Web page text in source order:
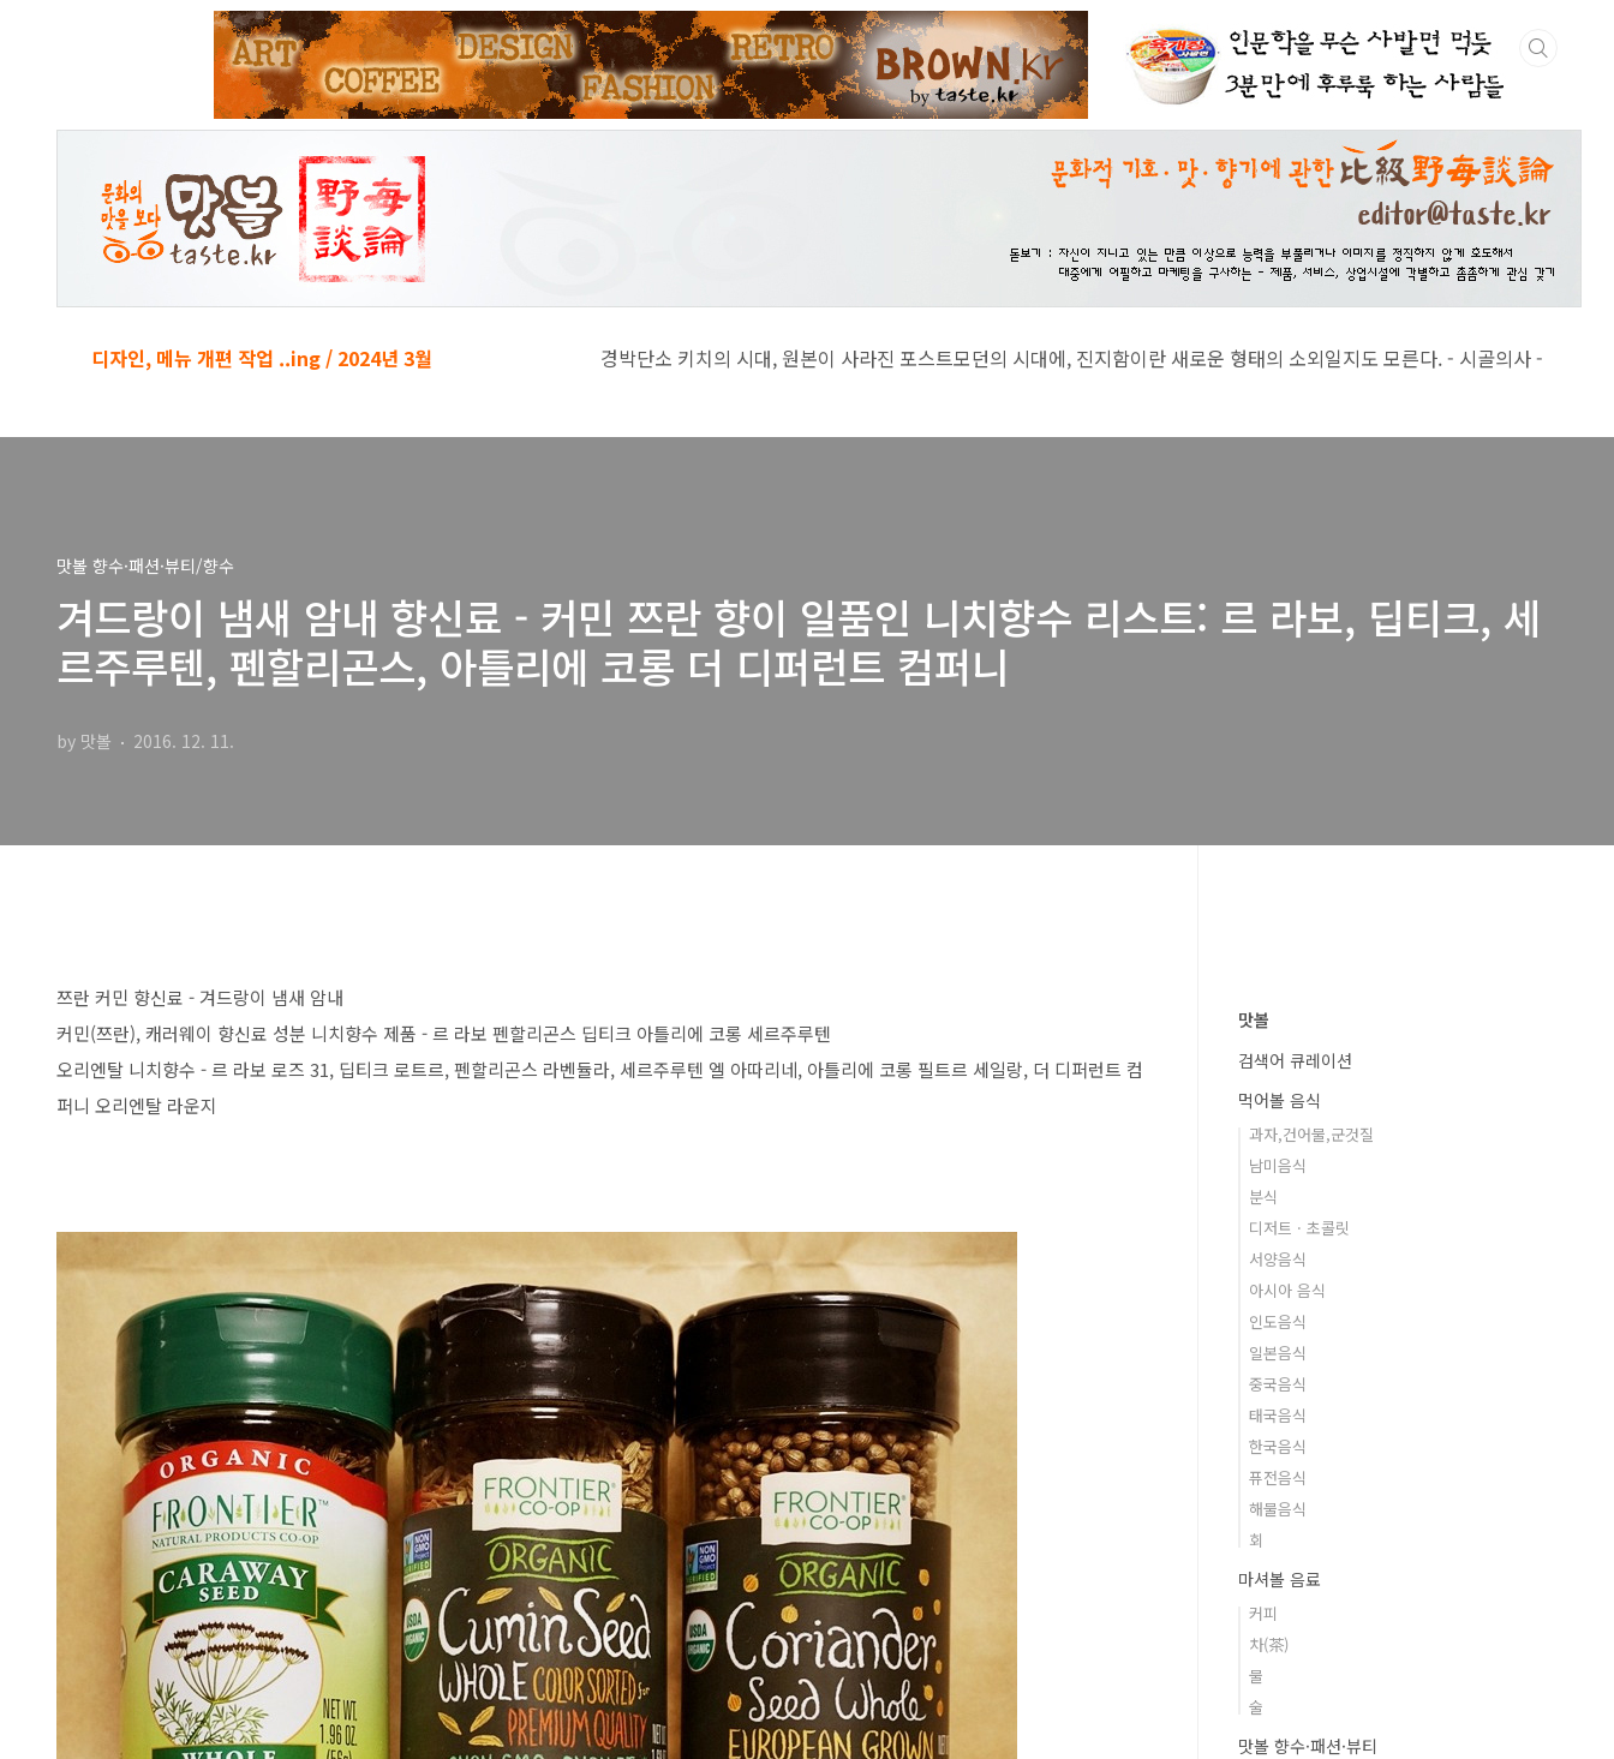
디자인, 메뉴 개편 작업 ..ing / 2024년 3월 경박단소 키치의 시대, 원본이 사라진 포스트모던의 시대에, 진지함이란 새로운 형태의 소외일지도 모른다. - 시골의사 -
맛볼 향수·패션·뷰티/향수
겨드랑이 냄새 암내 향신료 - 커민 쯔란 향이 일품인 니치향수 리스트: 르 라보, 딥티크, 세
르주루텐, 펜할리곤스, 아틀리에 코롱 더 디퍼런트 컴퍼니
by 맛볼 2016. 12. 11.
쯔란 커민 향신료 - 겨드랑이 냄새 암내
커민(쯔란), 캐러웨이 향신료 성분 니치향수 제품 - 르 라보 펜할리곤스 딥티크 아틀리에 코롱 세르주루텐
오리엔탈 니치향수 - 르 라보 로즈 31, 딥티크 로트르, 펜할리곤스 라벤듈라, 세르주루텐 엘 아따리네, 아틀리에 코롱 필트르 세일랑, 더 디퍼런트 컴
퍼니 오리엔탈 라운지
맛볼
검색어 큐레이션
먹어볼 음식
과자,건어물,군것질
남미음식
분식
디저트 · 초콜릿
서양음식
아시아 음식
인도음식
일본음식
중국음식
태국음식
한국음식
퓨전음식
해물음식
회
마셔볼 음료
커피
차(茶)
물
술
맛볼 향수·패션·뷰티